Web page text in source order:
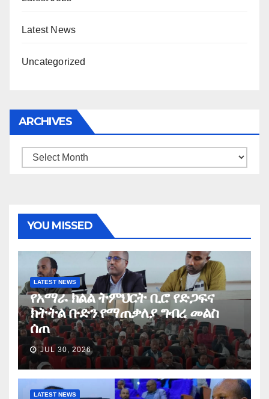
Latest News
Uncategorized
ARCHIVES
Archives
YOU MISSED
LATEST NEWS
የአማራ ክልል ትምህርት ቢሮ የድጋፍና
ክትትል ቡድን የማጠቃለያ ግብረ መልስ
ሰጠ
JUL 30, 2026
LATEST NEWS